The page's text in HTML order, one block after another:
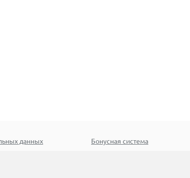
данных Бонусная система